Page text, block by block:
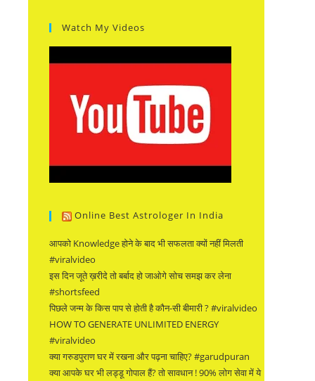
Watch My Videos
Online Best Astrologer In India
आपको Knowledge होने के बाद भी सफलता क्यों नहीं मिलती
#viralvideo
इस दिन जूते ख़रीदे तो बर्बाद हो जाओगे सोच समझ कर लेना
#shortsfeed
पिछले जन्म के किस पाप से होती है कौन-सी बीमारी ? #viralvideo
HOW TO GENERATE UNLIMITED ENERGY
#viralvideo
क्या गरुडपुराण घर में रखना और पढ़ना चाहिए? #garudpuran
क्या आपके घर भी लड्डू गोपाल हैं? तो सावधान ! 90% लोग सेवा में ये